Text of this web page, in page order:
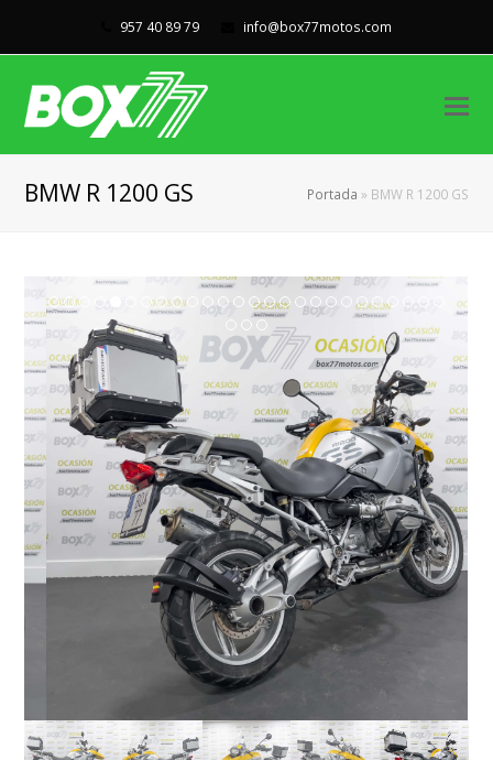
957 40 89 79 info@box77motos.com
BMW R 1200 GS Portada » BMW R 1200 GS